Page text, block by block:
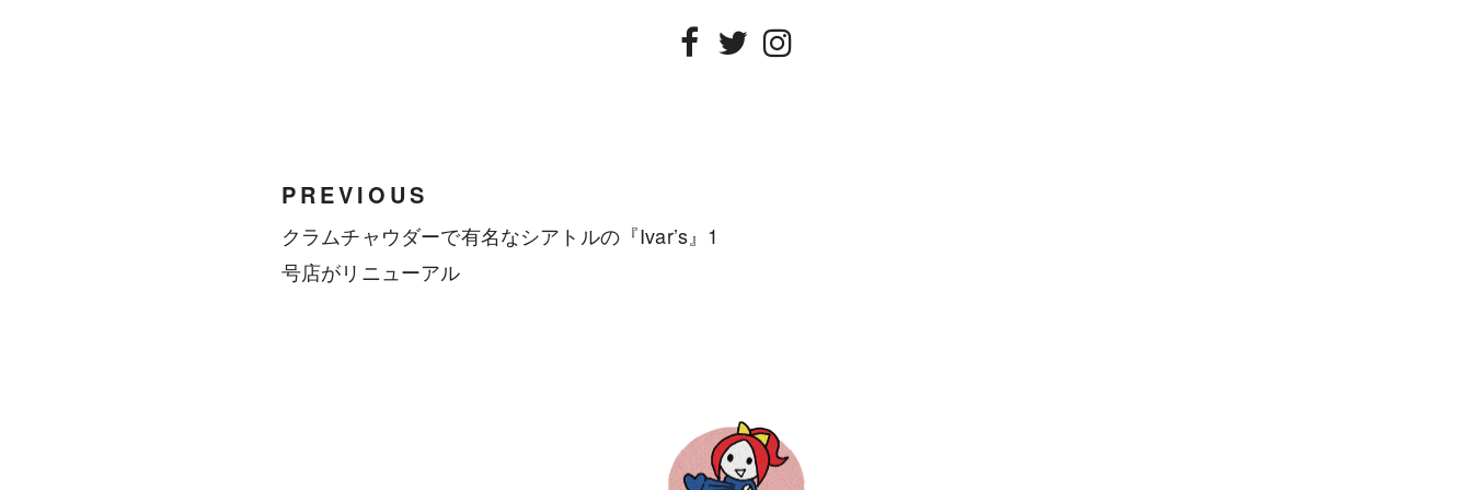
Facebook
TwitterInstagram
PREVIOUS
クラムチャウダーで有名なシアトルの『Ivar’s』1
号店がリニューアル